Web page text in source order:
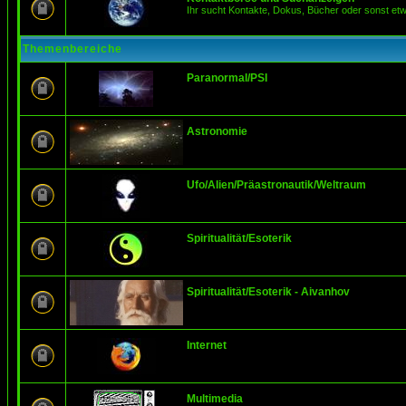
Ihr sucht Kontakte, Dokus, Bücher oder sonst
Themenbereiche
Paranormal/PSI
Astronomie
Ufo/Alien/Präastronautik/Weltraum
Spiritualität/Esoterik
Spiritualität/Esoterik - Aivanhov
Internet
Multimedia